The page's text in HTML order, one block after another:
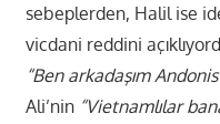
sebeplerden, Halil ise
vicdani reddini
“Ben arkadaşım
Ali’nin “Vietnamlılar